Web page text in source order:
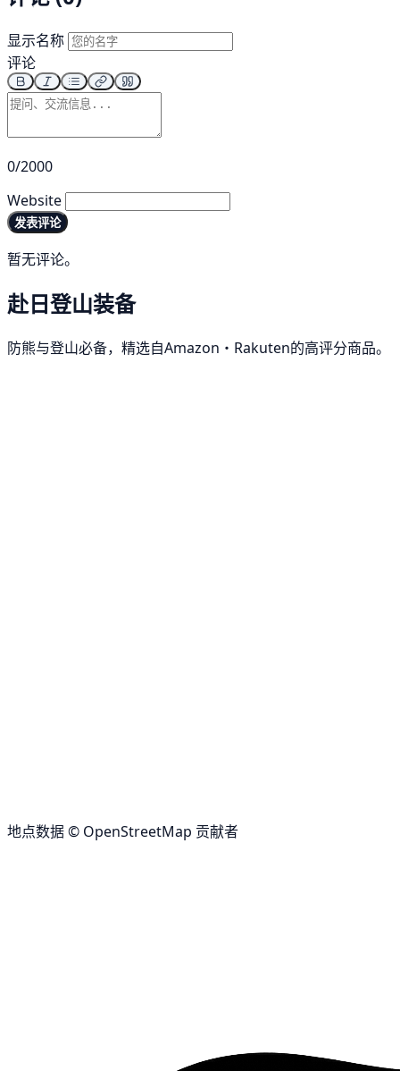
显示名称
评论
0/2000
Website
发表评论
暂无评论。
赴日登山装备
防熊与登山必备，精选自Amazon・Rakuten的高评分商品。
地点数据 © OpenStreetMap 贡献者